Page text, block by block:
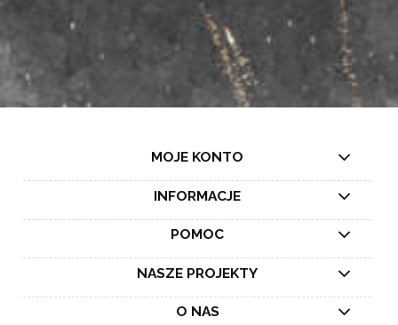
MOJE KONTO
INFORMACJE
POMOC
NASZE PROJEKTY
O NAS